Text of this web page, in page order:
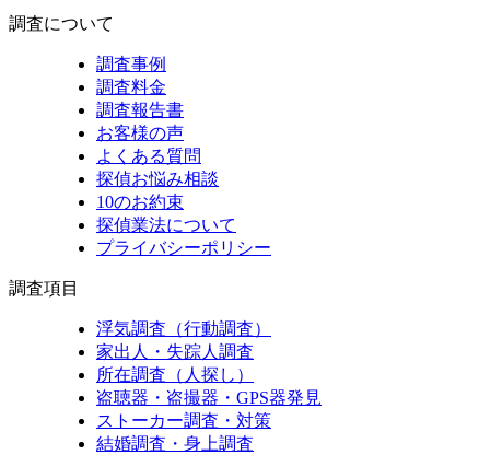
調査について
調査事例
調査料金
調査報告書
お客様の声
よくある質問
探偵お悩み相談
10のお約束
探偵業法について
プライバシーポリシー
調査項目
浮気調査（行動調査）
家出人・失踪人調査
所在調査（人探し）
盗聴器・盗撮器・GPS器発見
ストーカー調査・対策
結婚調査・身上調査